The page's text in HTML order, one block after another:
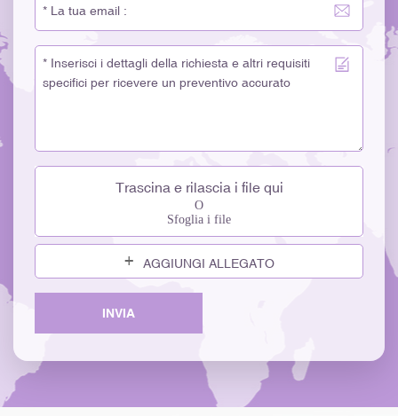
Trascina e rilascia i file qui
O
Sfoglia i file
AGGIUNGI ALLEGATO
INVIA